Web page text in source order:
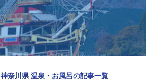
神奈川県 温泉・お風呂の記事一覧